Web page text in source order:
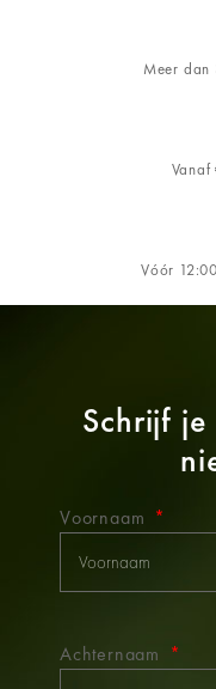
Meer dan
Vóór
Schrijf
Voornaam
Achternaam